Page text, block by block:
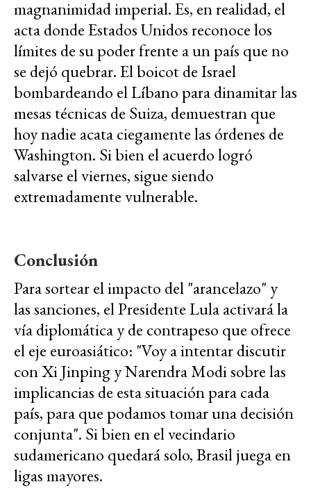
magnanimidad imperial. Es, en realidad, el
acta donde Estados Unidos reconoce los
límites de su poder frente a un país que no
se dejó quebrar. El boicot de Israel
bombardeando el Líbano para dinamitar las
mesas técnicas de Suiza, demuestran que
hoy nadie acata ciegamente las órdenes de
Washington. Si bien el acuerdo logró
salvarse el viernes, sigue siendo
extremadamente vulnerable.
Conclusión
Para sortear el impacto del "arancelazo" y
las sanciones, el Presidente Lula activará la
vía diplomática y de contrapeso que ofrece
el eje euroasiático: "Voy a intentar discutir
con Xi Jinping y Narendra Modi sobre las
implicancias de esta situación para cada
país, para que podamos tomar una decisión
conjunta". Si bien en el vecindario
sudamericano quedará solo, Brasil juega en
ligas mayores.